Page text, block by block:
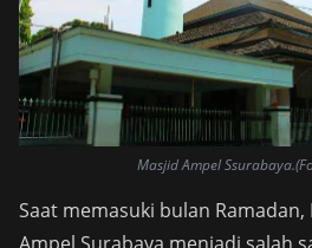
Masjid Ampel
Saat memasuki bulan Ramadan,